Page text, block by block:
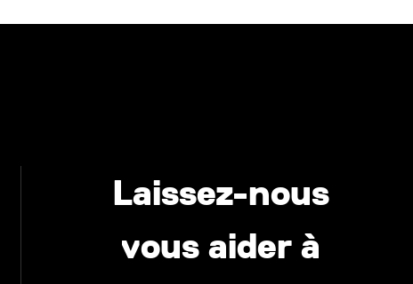
Laissez-nous
vous aider à